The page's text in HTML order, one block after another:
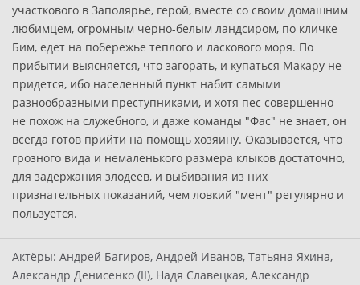
участкового в Заполярье, герой, вместе со своим домашним
любимцем, огромным черно-белым ландсиром, по кличке
Бим, едет на побережье теплого и ласкового моря. По
прибытии выясняется, что загорать, и купаться Макару не
придется, ибо населенный пункт набит самыми
разнообразными преступниками, и хотя пес совершенно
не похож на служебного, и даже команды "Фас" не знает, он
всегда готов прийти на помощь хозяину. Оказывается, что
грозного вида и немаленького размера клыков достаточно,
для задержания злодеев, и выбивания из них
признательных показаний, чем ловкий "мент" регулярно и
пользуется.
Актёры: Андрей Багиров, Андрей Иванов, Татьяна Яхина,
Александр Денисенко (II), Надя Славецкая, Александр